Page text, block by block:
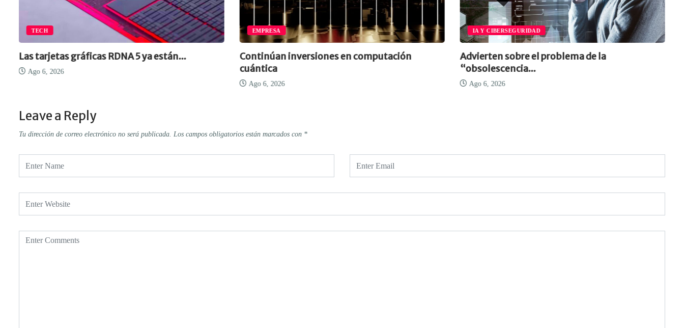
TECH
Las tarjetas gráficas RDNA 5 ya están...
Ago 6, 2026
EMPRESA
Continúan inversiones en computación
cuántica
Ago 6, 2026
IA Y CIBERSEGURIDAD
Advierten sobre el problema de la
“obsolescencia...
Ago 6, 2026
Leave a Reply
Tu dirección de correo electrónico no será publicada. Los campos obligatorios están marcados con *